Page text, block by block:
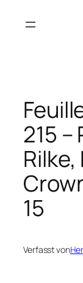
Inhalt
215 –
15
Verfasst von